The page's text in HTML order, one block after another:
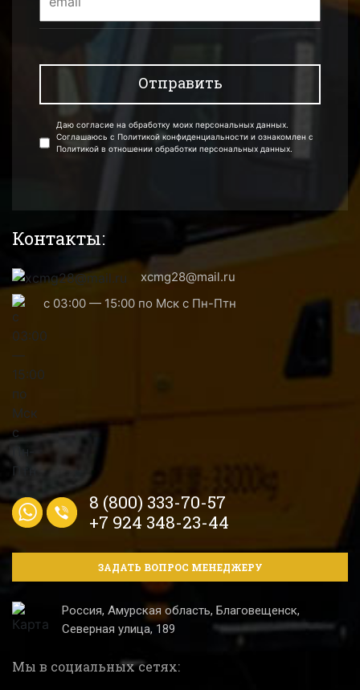
Даю согласие на обработку моих персональных данных.
Соглашаюсь с Политикой конфиденциальности и ознакомлен с
Политикой в отношении обработки персональных данных.
Контакты:
xcmg28@mail.ru
с 03:00 — 15:00 по Мск с Пн-Птн
8 (800) 333-70-57
+7 924 348-23-44
ЗАДАТЬ ВОПРОС МЕНЕДЖЕРУ
Россия, Амурская область, Благовещенск,
Северная улица, 189
Мы в социальных сетях: